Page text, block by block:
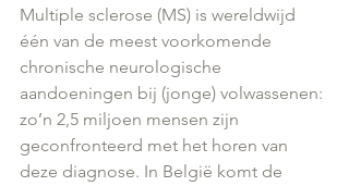
Multiple sclerose (MS) is wereldwijd
één van de meest voorkomende
chronische neurologische
aandoeningen bij (jonge) volwassenen:
zo’n 2,5 miljoen mensen zijn
geconfronteerd met het horen van
deze diagnose. In België komt de